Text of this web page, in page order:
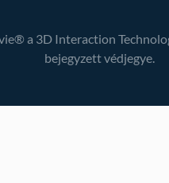
a 3D Interaction
bejegyzett védjegye.